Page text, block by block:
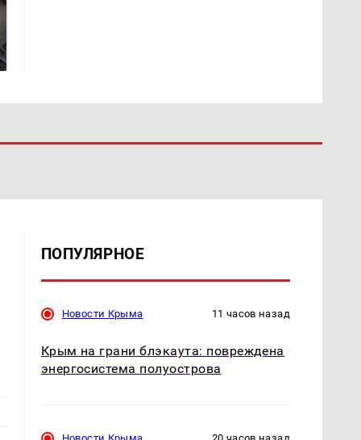
ПОПУЛЯРНОЕ
Новости Крыма 11 часов назад
Крым на грани блэкаута: повреждена
энергосистема полуострова